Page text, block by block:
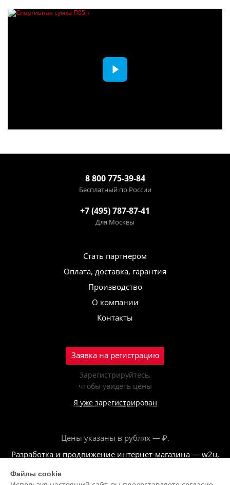
8 800 775-39-84
Бесплатный по России
+7 (495) 787-87-41
Для Москвы
Стать партнёром
Оплата, доставка, гарантия
Производство
О компании
Контакты
Заявка на регистрацию
Зарегистрируйтесь,
чтобы увидеть цены
Я уже зарегистрирован
Цены указаны в рублях — ₽.
Разработка и продвижение интернет-магазина — w2u,
Файлы cookie